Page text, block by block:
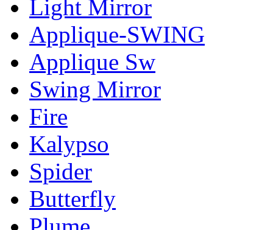
Light Mirror
Applique-SWING
Applique Sw
Swing Mirror
Fire
Kalypso
Spider
Butterfly